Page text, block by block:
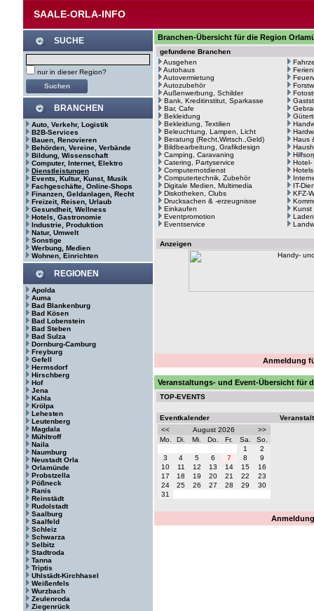
SAALE-ORLA-INFO
SUCHE
nur in dieser Region?
BRANCHEN
Auto, Verkehr, Logistik
B2B-Services
Bauen, Renovieren
Behörden, Vereine, Verbände
Bildung, Wissenschaft
Computer, Internet, Elektro
Dienstleistungen
Events, Kultur, Kunst, Musik
Fachgeschäfte, Online-Shops
Finanzen, Geldanlagen, Recht
Freizeit, Reisen, Urlaub
Gesundheit, Wellness
Hotels, Gastronomie
Industrie, Produktion
Natur, Umwelt
Sonstige
Werbung, Medien
Wohnen, Einrichten
REGIONEN
Apolda
Auma
Bad Blankenburg
Bad Kösen
Bad Lobenstein
Bad Steben
Bad Sulza
Dornburg-Camburg
Freyburg
Gefell
Hermsdorf
Hirschberg
Hof
Jena
Kahla
Krölpa
Lehesten
Leutenberg
Magdala
Mühltroff
Naila
Naumburg
Neustadt Orla
Orlamünde
Probstzella
Pößneck
Ranis
Reinstädt
Rudolstadt
Saalburg
Saalfeld
Schleiz
Schwarza
Selbitz
Stadtroda
Tanna
Triptis
Uhlstädt-Kirchhasel
Weißenfels
Wurzbach
Zeulenroda
Ziegenrück
Branchen-Übersicht für die Region
gefundene Branchen
Ausgehen
Autohaus
Autovermietung
Autozubehör
Außenwerbung, Schilder
Bank, Kreditinstitut, Sparkasse
Bar, Cafe
Bekleidung
Bekleidung, Textilien
Beleuchtung, Lampen, Licht
Beratung (Recht,Wirtsch.,Geld)
Bildbearbeitung, Grafikdesign
Camping, Caravaning
Catering, Partyservice
Computernotdienst
Computertechnik, Zubehör
Digitale Medien, Multimedia
Diskotheken, Clubs
Drucksachen & -erzeugnisse
Einkaufen
Eventpromotion
Eventservice
Haus
Hotel-
IT-
KFZ-
Kunst
Anzeigen
Anmeldung
Veranstaltungs- und Event-Übersicht für
TOP-EVENTS
Eventkalender
<<
August 2026
>>
Mo.
Di. Mi. Do. Fr. Sa.
So.
1
2
3
4 5 6 7 8
9
10
11 12 13 14 15
16
17
18 19 20 21 22
23
24
25 26 27 28 29
30
31